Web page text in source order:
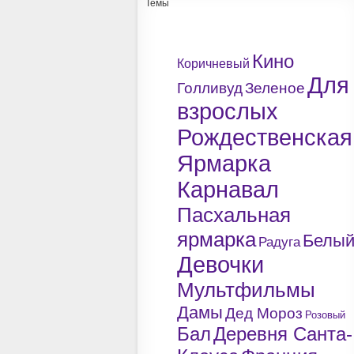
Темы
Коричневый Кино
ГолливудЗеленоеДля
взрослых
Рождественская
Ярмарка
Карнавал
Пасхальная
ярмарка Радуга Белый
Девочки
Мультфильмы
ДамыДед Мороз Розовый
БалДеревня Санта-